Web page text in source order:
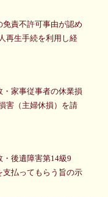
免責不許可事由が認め
再生手続を利用し経
・家事従事者の休業損
害（主婦休損）を請
・後遺障害第14級9
支払ってもらう旨の示